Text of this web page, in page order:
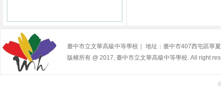
臺中市立文華高級中等學校｜ 地址：臺中市407西屯區
版權所有 @ 2017, 臺中市立文華高級中等學校. All right